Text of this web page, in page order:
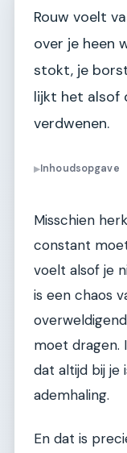
Rouw voelt
over je heen
stokt, je
lijkt het alsof
verdwenen.
▶Inhoudsopgave
Misschien
constant
voelt alsof je
is een chaos
moet dragen.
dat altijd bij je
ademhaling.
En dat is